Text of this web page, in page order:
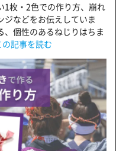
1枚・2色での作り方、崩れ
ジなどをお伝えしていま
、個性のあるねじりはちま
の記事を読む